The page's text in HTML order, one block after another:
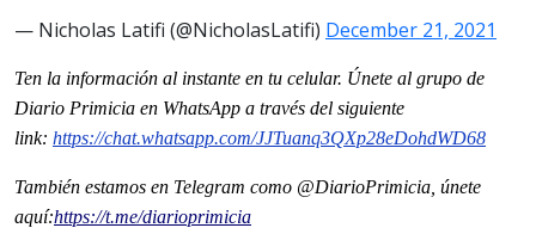
— Nicholas Latifi (@NicholasLatifi) December 21, 2021
Ten la información al instante en tu celular. Únete al grupo de
Diario Primicia en WhatsApp a través del siguiente
link: https://chat.whatsapp.com/JJTuanq3QXp28eDohdWD68
También estamos en Telegram como @DiarioPrimicia, únete
aquí:https://t.me/diarioprimicia